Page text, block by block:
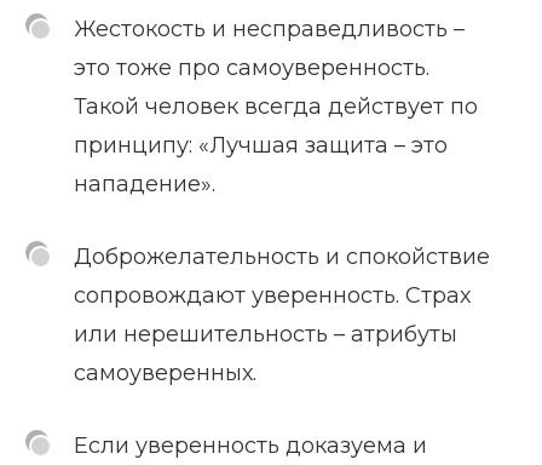
Жестокость и несправедливость –
это тоже про самоуверенность.
Такой человек всегда действует по
принципу: «Лучшая защита – это
нападение».
Доброжелательность и спокойствие
сопровождают уверенность. Страх
или нерешительность – атрибуты
самоуверенных.
Если уверенность доказуема и